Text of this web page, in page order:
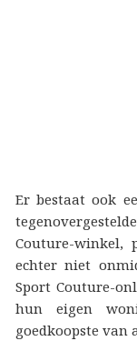
Er bestaat ook
Couture-winkel,
echter niet
Sport Couture-
hun eigen
goedkoopste van